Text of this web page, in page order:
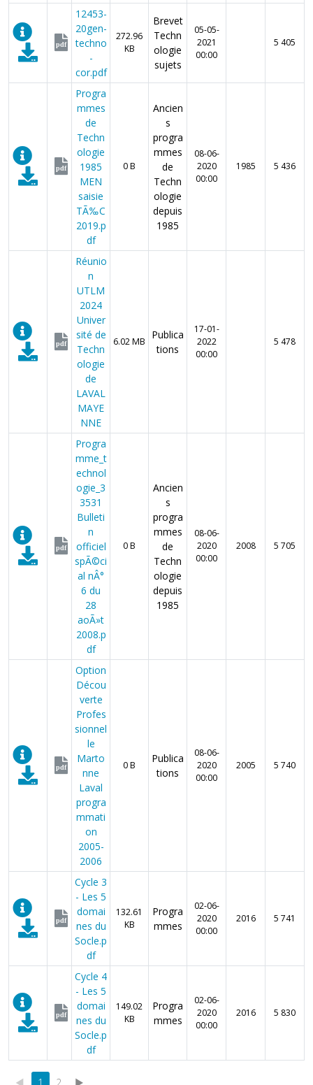
pdf
12453-
20gen-
techno
-
cor.pdf
272.96
KB
Brevet
Techn
ologie
sujets
05-05-
2021
00:00
5 405
pdf
Progra
mmes
de
Techn
ologie
1985
MEN
saisie
TÃ‰C
2019.p
df
0 B
Ancien
s
progra
mmes
de
Techn
ologie
depuis
1985
08-06-
2020
00:00
1985 5 436
pdf
Réunio
n
UTLM
2024
Univer
sité de
Techn
ologie
de
LAVAL
MAYE
NNE
6.02 MB
Publica
tions
17-01-
2022
00:00
5 478
pdf
Progra
mme_t
echnol
ogie_3
3531
Bulleti
n
officiel
spÃ©ci
al nÂ°
6 du
28
aoÃ»t
2008.p
df
0 B
Ancien
s
progra
mmes
de
Techn
ologie
depuis
1985
08-06-
2020
00:00
2008 5 705
pdf
Option
Décou
verte
Profes
sionnel
le
Marto
nne
Laval
progra
mmati
on
2005-
2006
0 B
Publica
tions
08-06-
2020
00:00
2005 5 740
pdf
Cycle 3
- Les 5
domai
nes du
Socle.p
df
132.61
KB
Progra
mmes
02-06-
2020
00:00
2016 5 741
pdf
Cycle 4
- Les 5
domai
nes du
Socle.p
df
149.02
KB
Progra
mmes
02-06-
2020
00:00
2016 5 830